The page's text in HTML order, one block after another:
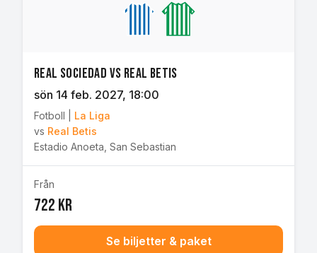
Real Sociedad vs Real Betis
sön 14 feb. 2027, 18:00
Fotboll
La Liga
vs Real Betis
Estadio Anoeta San Sebastian
Från
722 kr
Se biljetter & paket